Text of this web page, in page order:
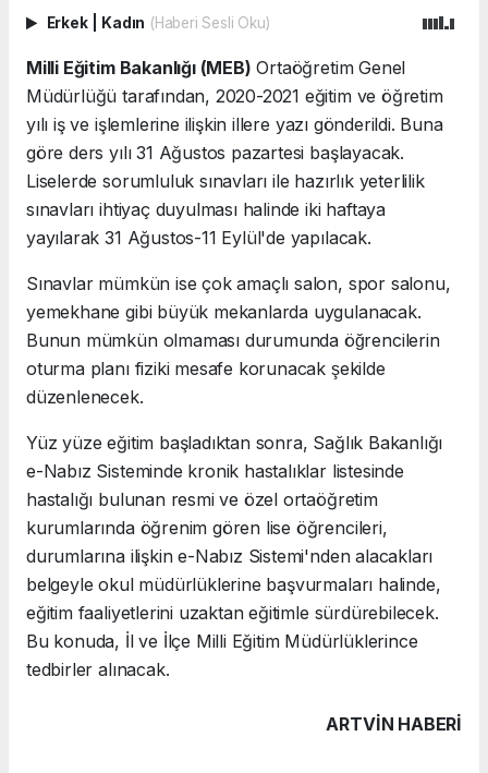
Erkek Kadın (Haberi Sesli Oku)
Milli Eğitim Bakanlığı (MEB) Ortaöğretim Genel
Müdürlüğü tarafından, 2020-2021 eğitim ve öğretim
yılı iş ve işlemlerine ilişkin illere yazı gönderildi. Buna
göre ders yılı 31 Ağustos pazartesi başlayacak.
Liselerde sorumluluk sınavları ile hazırlık yeterlilik
sınavları ihtiyaç duyulması halinde iki haftaya
yayılarak 31 Ağustos-11 Eylül'de yapılacak.
Sınavlar mümkün ise çok amaçlı salon, spor salonu,
yemekhane gibi büyük mekanlarda uygulanacak.
Bunun mümkün olmaması durumunda öğrencilerin
oturma planı fiziki mesafe korunacak şekilde
düzenlenecek.
Yüz yüze eğitim başladıktan sonra, Sağlık Bakanlığı
e-Nabız Sisteminde kronik hastalıklar listesinde
hastalığı bulunan resmi ve özel ortaöğretim
kurumlarında öğrenim gören lise öğrencileri,
durumlarına ilişkin e-Nabız Sistemi'nden alacakları
belgeyle okul müdürlüklerine başvurmaları halinde,
eğitim faaliyetlerini uzaktan eğitimle sürdürebilecek.
Bu konuda, İl ve İlçe Milli Eğitim Müdürlüklerince
tedbirler alınacak.
ARTVIN HABERİ